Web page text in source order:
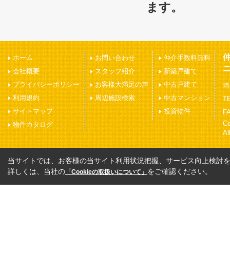
ます。
ホーム
会社概要
プライバシーポリシー
利用規約
サイトマップ
物件カタログ
お問い合わせ
スタッフ紹介
お客様大満足の声
周辺施設検索
仲介手数料無料
新築戸建て
中古戸建て
中古マンション
投資物件
当サイトでは、お客様の当サイト利用状況把握、サービス向上検討
詳しくは、当社の 「Cookieの取扱いについて」 をご確認ください。